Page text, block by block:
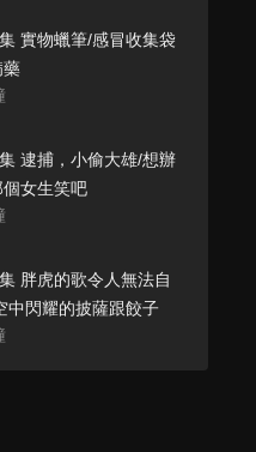
實物蠟筆/感冒收集袋
藥
逮捕，小偷大雄/想辦
女生笑吧
胖虎的歌令人無法自
中閃耀的披薩跟餃子